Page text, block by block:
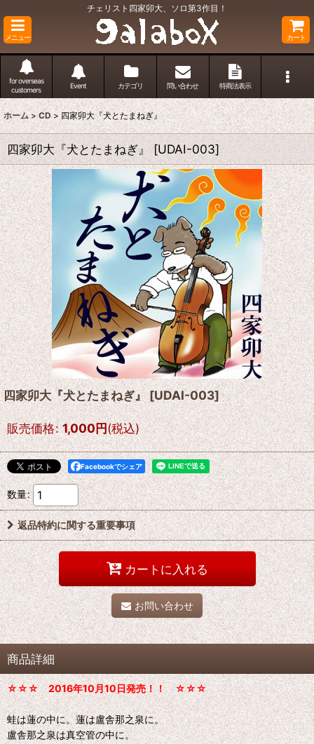
チェリスト四家卯大、ソロ第3作目！
メニュー カート
for overseas
customers
Event カテゴリ 問い合わせ 特商法表示
ホーム > CD > 四家卯大『犬とたまねぎ』
四家卯大『犬とたまねぎ』 [UDAI-003]
四家卯大『犬とたまねぎ』[UDAI-003]
販売価格: 1,000円(税込)
Facebookでシェア
数量:
返品特約に関する重要事項
カートに入れる
お問い合わせ
商品詳細
☆☆☆ 2016年10月10日発売！！ ☆☆☆
蛙は蓮の中に。蓮は盧舎那之泉に。
盧舎那之泉は真空管の中に。